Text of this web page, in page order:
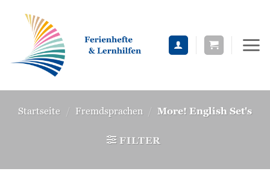
springen
Startseite / Fremdsprachen / More! English Set's
FILTER